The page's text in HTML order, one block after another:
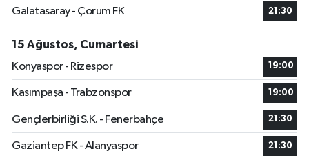
Galatasaray - Çorum FK
21:30
15 Ağustos, Cumartesi
Konyaspor - Rizespor
19:00
Kasımpaşa - Trabzonspor 19:00
Gençlerbirliği S.K. - Fenerbahçe 21:30
Gaziantep FK - Alanyaspor 21:30